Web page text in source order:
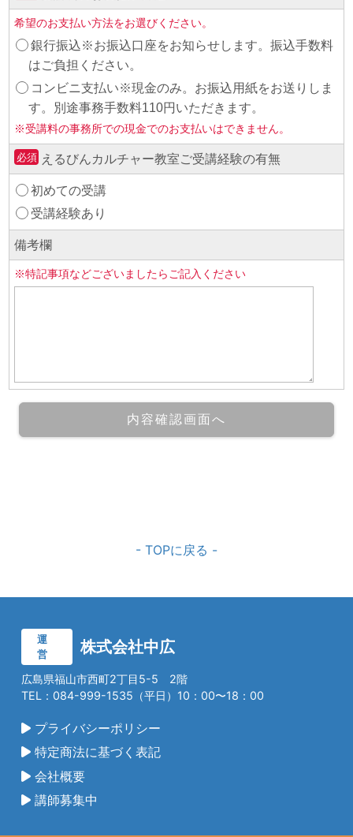
- TOPに戻る -
運
営
株式会社中広
広島県福山市西町2丁目5-5 2階
TEL：084-999-1535（平日）10：00〜18：00
プライバシーポリシー
特定商法に基づく表記
会社概要
講師募集中